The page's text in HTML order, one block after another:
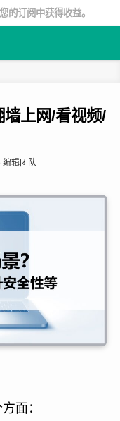
的订阅中获得收益。
上网/看视频/
编辑团队
面：